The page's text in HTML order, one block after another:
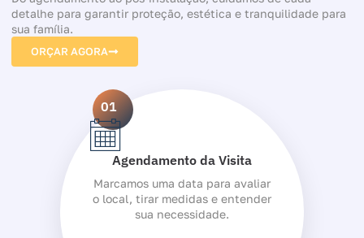
detalhe para garantir proteção, estética e tranquilidade para
sua família.
ORÇAR AGORA
01
Agendamento da Visita
Marcamos uma data para avaliar
o local, tirar medidas e entender
sua necessidade.